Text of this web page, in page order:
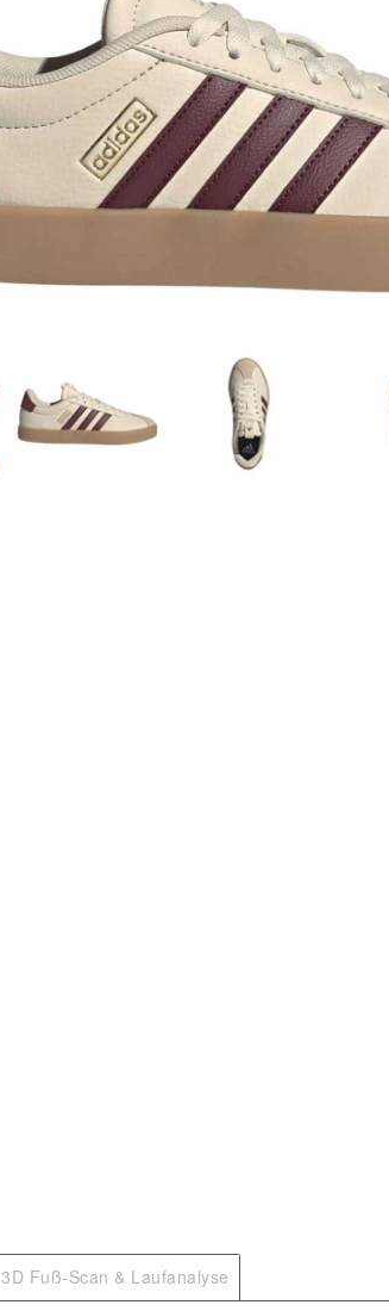
3D Fuß-Scan & Laufanalyse